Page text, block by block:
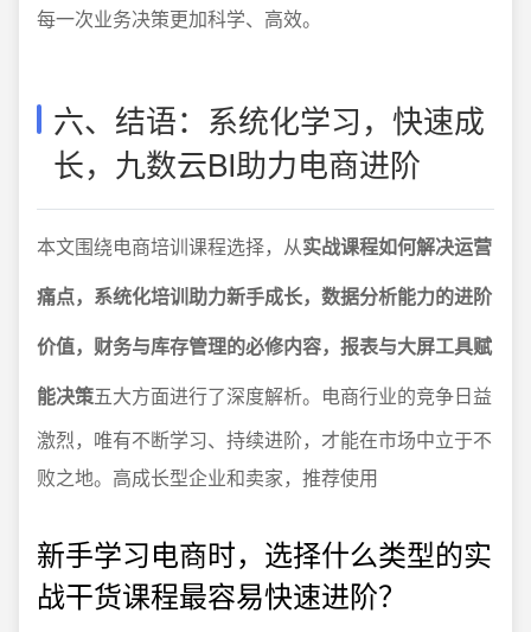
每一次业务决策更加科学、高效。
六、结语：系统化学习，快速成
长，九数云BI助力电商进阶
本文围绕电商培训课程选择，从实战课程如何解决运营
痛点，系统化培训助力新手成长，数据分析能力的进阶
价值，财务与库存管理的必修内容，报表与大屏工具赋
能决策五大方面进行了深度解析。电商行业的竞争日益
激烈，唯有不断学习、持续进阶，才能在市场中立于不
败之地。高成长型企业和卖家，推荐使用
新手学习电商时，选择什么类型的实
战干货课程最容易快速进阶？